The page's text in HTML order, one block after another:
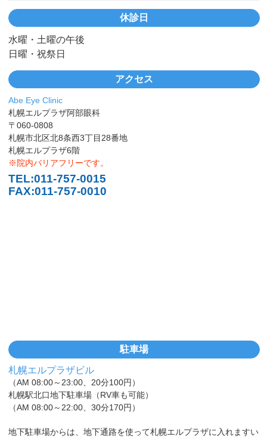
休診日
水曜・土曜の午後
日曜・祝祭日
アクセス
Abe Eye Clinic
札幌エルプラザ阿部眼科
〒060-0808
札幌市北区北8条西3丁目28番地
札幌エルプラザ6階
※院内バリアフリーです。
TEL:011-757-0015
FAX:011-757-0010
駐車場
札幌エルプラザビル
（AM 08:00～23:00、20分100円）
札幌駅北口地下駐車場（RV車も可能）
（AM 08:00～22:00、30分170円）
地下駐車場からは、地下通路を使って札幌エルプラザに入れますい